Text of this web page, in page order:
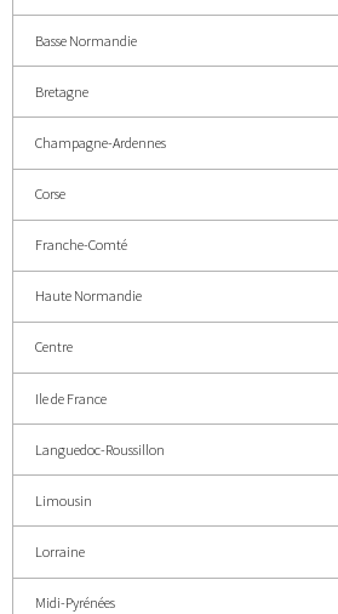
Basse Normandie
Bretagne
Champagne-Ardennes
Corse
Franche-Comté
Haute Normandie
Centre
Ile de France
Languedoc-Roussillon
Limousin
Lorraine
Midi-Pyrénées